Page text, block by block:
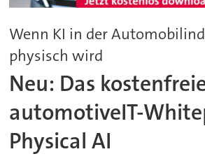
Wenn KI in der
physisch wird
Neu: Das
automotiveIT-
Physical AI